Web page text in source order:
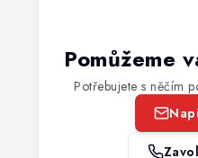
Pomůžeme
Potřebujete s něčím